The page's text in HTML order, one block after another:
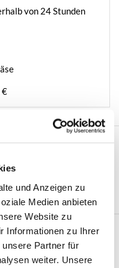
und Anzeigen zu
Medien anbieten
Website zu
Informationen zu Ihrer
Partner für
weiter. Unsere
von 24 Stunden
€
für dieses
1001